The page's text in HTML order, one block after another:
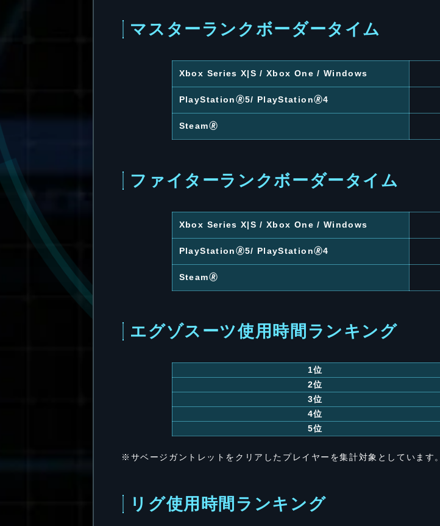
マスターランクボーダータイム
Xbox Series X|S / Xbox One / Windows
PlayStation🄬5/ PlayStation🄬4
Steam🄬
ファイターランクボーダータイム
Xbox Series X|S / Xbox One / Windows
PlayStation🄬5/ PlayStation🄬4
Steam🄬
エグゾスーツ使用時間ランキング
1位
2位
3位
4位
5位
※サベージガントレットをクリアしたプレイヤーを集計対象としています。
リグ使用時間ランキング